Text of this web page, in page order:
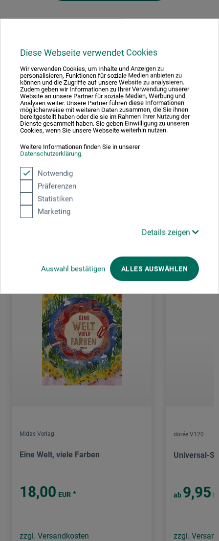
Diese Webseite verwendet Cookies
Wir verwenden Cookies, um Inhalte und Anzeigen zu
personalisieren, Funktionen für soziale Medien anbieten zu
können und die Zugriffe auf unsere Website zu analysieren.
Zudem geben wir Informationen zu Ihrer Verwendung unserer
Website an unsere Partner für soziale Medien, Werbung und
Analysen weiter. Unsere Partner führen diese Informationen
möglicherweise mit weiteren Daten zusammen, die Sie ihnen
bereitgestellt haben oder die sie im Rahmen Ihrer Nutzung der
Dienste gesammelt haben. Sie geben Einwilligung zu unseren
Cookies, wenn Sie unsere Webseite weiterhin nutzen.
Weitere Informationen finden Sie in unserer
Datenschutzerklärung.
Notwendig
Präferenzen
Statistiken
Marketing
Details zeigen
Auswahl bestätigen ALLES AUSWÄHLEN
Hersteller-Kontakt
Hier finden Sie die Kontaktdaten des Herstellers zu
diesem Produkt.
TASCHEN GmbH
50672 Köln
contact@taschen.com
Kunden kauften auch
Midas Verlag
Eine Welt, viele Farben
18,00 EUR *
zzgl. Versandkosten
dorée V120
Universal-
ab 9,95
zzgl.